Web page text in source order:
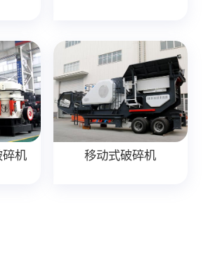
机 移动式破碎机